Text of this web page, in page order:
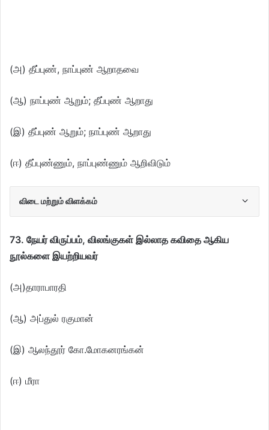
(அ) தீப்புண், நாப்புண் ஆறாதவை
(ஆ) நாப்புண் ஆறும்; தீப்புண் ஆறாது
(இ) தீப்புண் ஆறும்; நாப்புண் ஆறாது
(ஈ) தீப்புண்ணும், நாப்புண்ணும் ஆறிவிடும்
விடை மற்றும் விளக்கம்
73. நேயர் விருப்பம், விலங்குகள் இல்லாத கவிதை ஆகிய
நூல்களை இயற்றியவர்
(அ)தாராபாரதி
(ஆ) அப்துல் ரகுமான்
(இ) ஆலந்தூர் கோ.மோகனரங்கன்
(ஈ) மீரா